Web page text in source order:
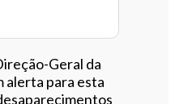
Geral da
alerta para esta